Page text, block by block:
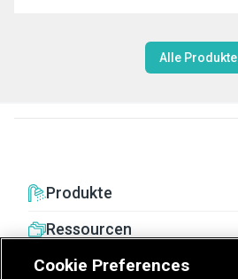
Alle Produkte
Produkte
Ressourcen
Cookie Preferences